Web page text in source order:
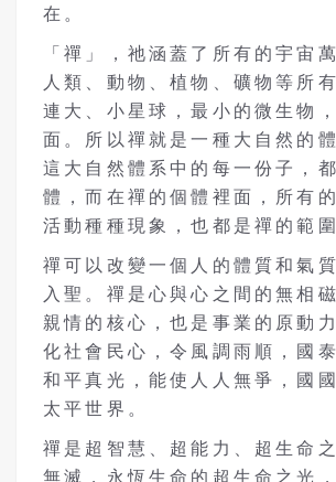
在。
「禪」，祂涵蓋了所有的宇宙
人類、動物、植物、礦物等所
連大、小星球，最小的微生物
面。所以禪就是一種大自然的
這大自然體系中的每一份子，
體，而在禪的個體裡面，所有
活動種種現象，也都是禪的範圍
禪可以改變一個人的體質和氣
入聖。禪是心與心之間的無相
親情的核心，也是事業的原動
化社會民心，令風調雨順，國
和平真光，能使人人無爭，國
太平世界。
禪是超智慧、超能力、超生命
無滅，永恆生命的超生命之光